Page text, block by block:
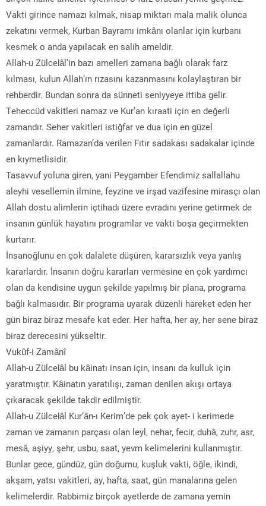
Vakti girince namazı kılmak, nisap miktarı mala malik olunca
zekatını vermek, Kurban Bayramı imkânı olanlar için kurbanı
kesmek o anda yapılacak en salih ameldir.
Allah-u Zülcelâl’in bazı amelleri zamana bağlı olarak farz
kılması, kulun Allah’ın rızasını kazanmasını kolaylaştıran bir
rehberdir. Bundan sonra da sünneti seniyyeye ittiba gelir.
Teheccüd vakitleri namaz ve Kur’an kıraati için en değerli
zamandır. Seher vakitleri istiğfar ve dua için en güzel
zamanlardır. Ramazan’da verilen Fıtır sadakası sadakalar içinde
en kıymetlisidir.
Tasavvuf yoluna giren, yani Peygamber Efendimiz sallallahu
aleyhi vesellemin ilmine, feyzine ve irşad vazifesine mirasçı olan
Allah dostu alimlerin içtihadı üzere evradını yerine getirmek de
insanın günlük hayatını programlar ve vakti boşa geçirmekten
kurtarır.
İnsanoğlunu en çok dalalete düşüren, kararsızlık veya yanlış
kararlardır. İnsanın doğru kararları vermesine en çok yardımcı
olan da kendisine uygun şekilde yapılmış bir plana, programa
bağlı kalmasıdır. Bir programa uyarak düzenli hareket eden her
gün biraz biraz mesafe kat eder. Her hafta, her ay, her sene biraz
biraz derecesini yükseltir.
Vukûf-i Zamânî
Allah-u Zülcelâl bu kâinatı insan için, insanı da kulluk için
yaratmıştır. Kâinatın yaratılışı, zaman denilen akışı ortaya
çıkaracak şekilde takdir edilmiştir.
Allah-u Zülcelâl Kur’ân-ı Kerim’de pek çok ayet- i kerimede
zaman ve zamanın parçası olan leyl, nehar, fecir, duhâ, zuhr, asr,
mesâ, aşiyy, şehr, usbu, saat, yevm kelimelerini kullanmıştır.
Bunlar gece, gündüz, gün doğumu, kuşluk vakti, öğle, ikindi,
akşam, yatsı vakitleri, ay, hafta, saat, gün manalarına gelen
kelimelerdir. Rabbimiz birçok ayetlerde de zamana yemin